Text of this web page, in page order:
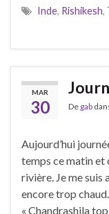
Inde, Rishikesh,
MAR
30 De gab
Aujourd’hui
temps ce matin et
rivière. Je me suis
encore trop
« Chandrashila